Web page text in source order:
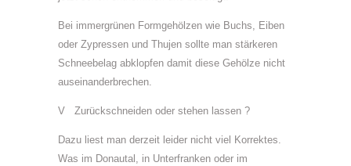
Bei immergrünen Formgehölzen wie Buchs, Eiben
oder Zypressen und Thujen sollte man stärkeren
Schneebelag abklopfen damit diese Gehölze nicht
auseinanderbrechen.
V Zurückschneiden oder stehen lassen ?
Dazu liest man derzeit leider nicht viel Korrektes.
Was im Donautal, in Unterfranken oder im